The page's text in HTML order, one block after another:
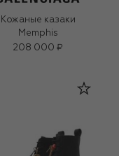
Кожаные казаки
Memphis
208 000 ₽